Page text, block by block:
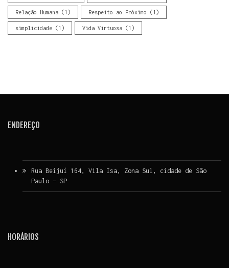
Relação Humana (1) Respeito ao Próximo (1)
simplicidade (1) Vida Virtuosa (1)
ENDEREÇO
Rua Beijuí 164, Vila Isa, Zona Sul, cidade de São
Paulo – SP
HORÁRIOS